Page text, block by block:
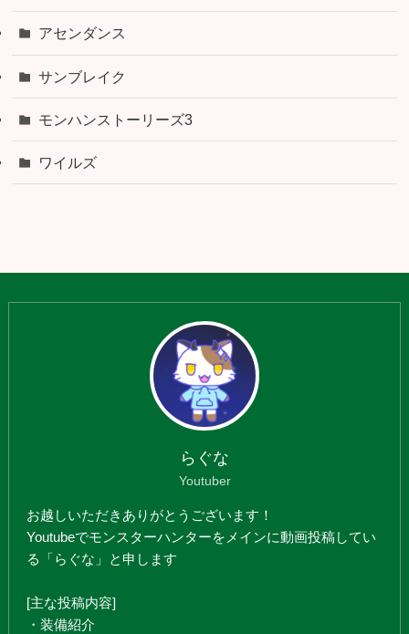
アセンダンス
サンブレイク
モンハンストーリーズ3
ワイルズ
らぐな
Youtuber
お越しいただきありがとうございます！
Youtubeでモンスターハンターをメインに動画投稿してい
る「らぐな」と申します
[主な投稿内容]
・装備紹介